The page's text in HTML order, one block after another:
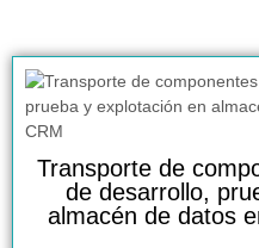
Transporte de
de desarrollo,
almacén de datos